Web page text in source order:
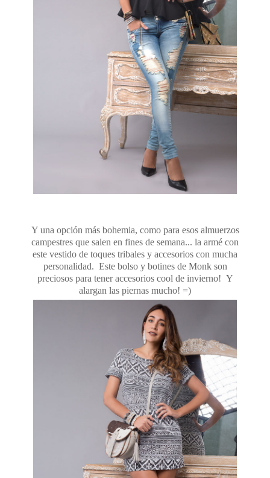
Y una opción más bohemia, como para esos almuerzos
campestres que salen en fines de semana... la armé con
este vestido de toques tribales y accesorios con mucha
personalidad. Este bolso y botines de Monk son
preciosos para tener accesorios cool de invierno! Y
alargan las piernas mucho! =)